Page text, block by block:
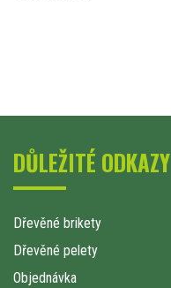
DŮLEŽITÉ ODKAZY
Dřevěné brikety
Dřevěné pelety
Objednávka